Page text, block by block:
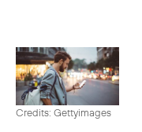
Credits: Gettyimages